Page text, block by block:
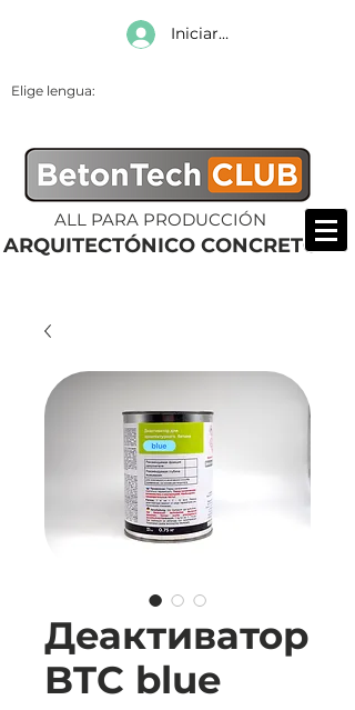
Iniciar sesión
Elige lengua:
ARQUITECTÓNICO CONCRETO
ALL PARA PRODUCCIÓN
Деактиватор
BTC blue